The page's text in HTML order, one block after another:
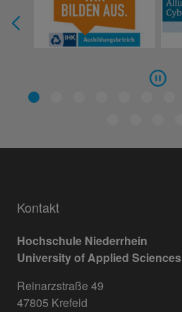
Kontakt
Hochschule Niederrhein
University of Applied Sciences
Reinarzstraße 49
47805 Krefeld